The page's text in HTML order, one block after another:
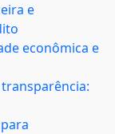
e
econômica e